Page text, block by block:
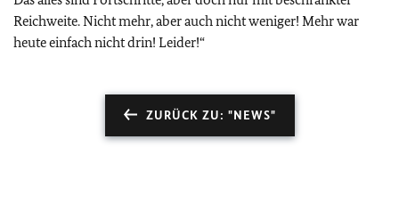
Reichweite. Nicht mehr, aber auch nicht weniger! Mehr war
heute einfach nicht drin! Leider!“
ZURÜCK ZU: "NEWS"